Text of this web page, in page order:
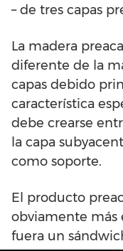
– de tres capas
La madera
diferente de la
capas debido
característica
debe crearse
la capa
como soporte.
El producto
obviamente más
fuera un